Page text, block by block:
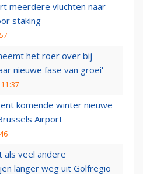
meerdere vluchten naar
staking
het roer over bij
nieuwe fase van groei'
komende winter nieuwe
Airport
als veel andere
langer weg uit Golfregio